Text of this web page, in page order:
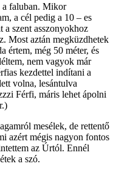
a faluban. Mikor
a cél pedig a 10 – es
szent asszonyokhoz
Most aztán megküzdhetek
értem, még 50 méter, és
nem vagyok már
kezdettel indítani a
volna, lesántulva
Férfi, máris lehet ápolni
mesélek, de rettentő
azért mégis nagyon fontos
az Úrtól. Ennél
a szó.